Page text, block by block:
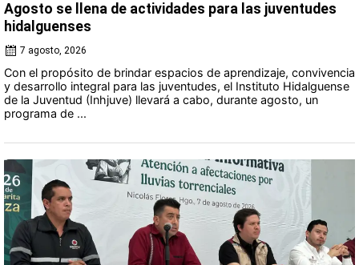
Agosto se llena de actividades para las juventudes
hidalguenses
7 agosto, 2026
Con el propósito de brindar espacios de aprendizaje, convivencia
y desarrollo integral para las juventudes, el Instituto Hidalguense
de la Juventud (Inhjuve) llevará a cabo, durante agosto, un
programa de ...